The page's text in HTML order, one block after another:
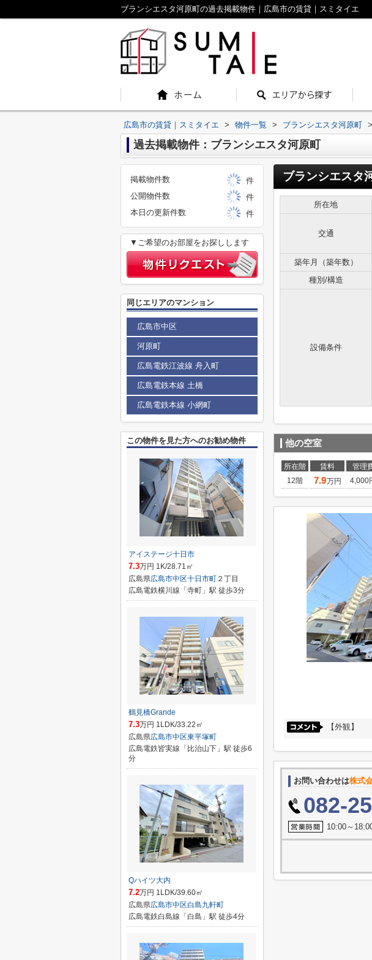
ブランシエスタ河原町の過去掲載物件｜広島市の賃貸｜スミタイエ
広島市の賃貸｜スミタイエ > 物件一覧 > ブランシエスタ河原町 >
過去掲載物件：ブランシエスタ河原町
ブランシエスタ
所在地
交通
築年月（築年数）
種別/構造
設備条件
他の空室
所在階 賃料 管理
12階
7.9万円 4,000
【外観】
お問い合わせは株式
082-
10:00～
掲載物件数
件
公開物件数
件
本日の更新件数
件
▼ご希望のお部屋をお探しします
同じエリアのマンション
広島市中区
河原町
広島電鉄江波線 舟入町
広島電鉄本線 土橋
広島電鉄本線 小網町
この物件を見た方へのお勧め物件
アイステージ十日市
7.3万円 1K/28.71㎡
広島県広島市中区十日市町 ２丁目
広島電鉄横川線「寺町」駅 徒歩3分
鶴見橋Grande
7.3万円 1LDK/33.22㎡
広島県広島市中区東平塚町
広島電鉄皆実線「比治山下」駅 徒歩6
分
Qハイツ大内
7.2万円 1LDK/39.60㎡
広島県広島市中区白島九軒町
広島電鉄白島線「白島」駅 徒歩4分